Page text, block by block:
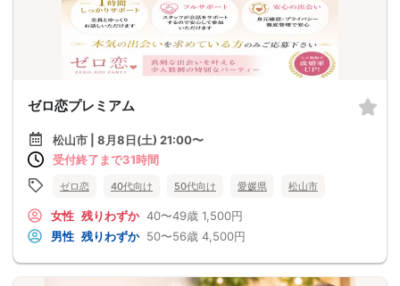
ゼロ恋プレミアム
松山市 | 8月8日(土) 21:00〜
受付終了まで31時間
ゼロ恋 40代向け 50代向け 愛媛県 松山市
女性 残りわずか 40〜49歳 1,500円
男性 残りわずか 50〜56歳 4,500円